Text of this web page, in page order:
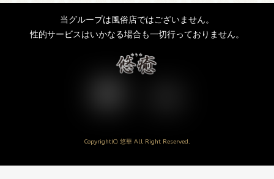
当グループは風俗店ではございません。
性的サービスはいかなる場合も一切行っておりません。
Copyright(C) 悠華 All Right Reserved.